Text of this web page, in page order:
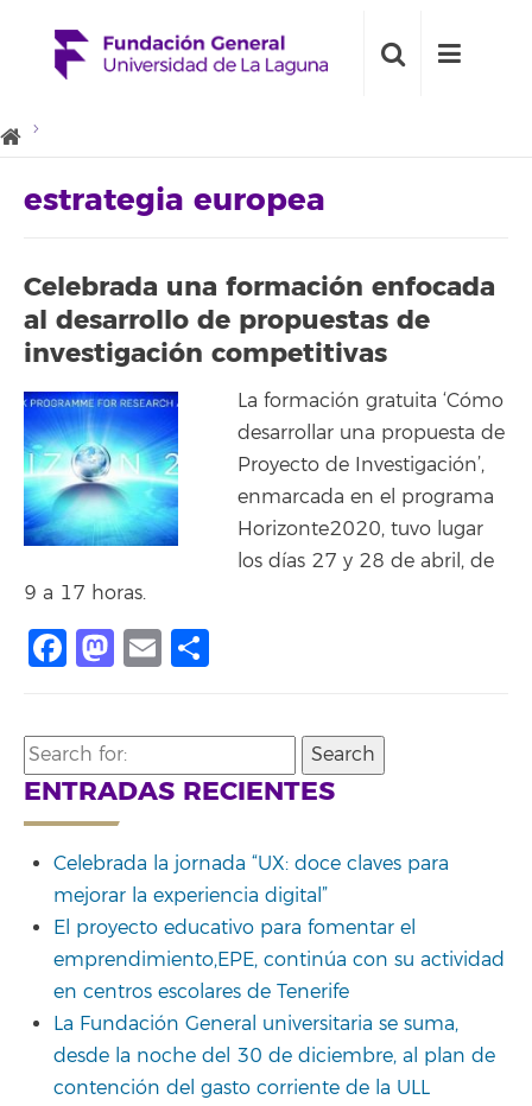
estrategia europea
Celebrada una formación enfocada
al desarrollo de propuestas de
investigación competitivas
La formación gratuita ‘Cómo
desarrollar una propuesta de
Proyecto de Investigación’,
enmarcada en el programa
Horizonte2020, tuvo lugar
los días 27 y 28 de abril, de
9 a 17 horas.
Facebook
Mastodon
Email
Search
for:
ENTRADAS RECIENTES
Celebrada la jornada “UX: doce claves para
mejorar la experiencia digital”
El proyecto educativo para fomentar el
emprendimiento,EPE, continúa con su actividad
en centros escolares de Tenerife
La Fundación General universitaria se suma,
desde la noche del 30 de diciembre, al plan de
contención del gasto corriente de la ULL